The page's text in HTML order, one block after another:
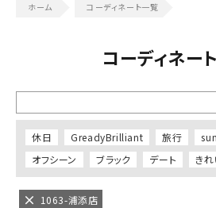
コーディネート一覧
コーディネー
休日 GreadyBrilliant 旅行
オフシーン
ブラック デート き
1063-浦添店